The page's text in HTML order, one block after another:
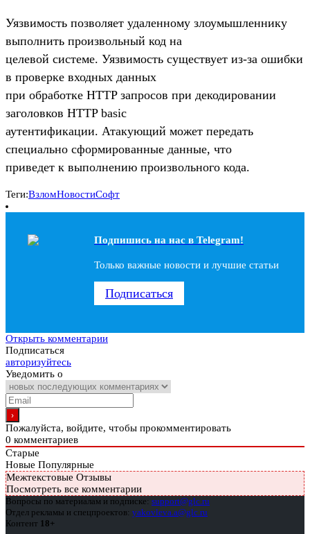
Уязвимость позволяет удаленному злоумышленнику
выполнить произвольный код на
целевой системе. Уязвимость существует из-за ошибки
в проверке входных данных
при обработке HTTP запросов при декодировании
заголовков HTTP basic
аутентификации. Атакующий может передать
специально сформированные данные, что
приведет к выполнению произвольного кода.
Теги:ВзломНовостиСофт
Подпишись на наc в Telegram!
Только важные новости и лучшие статьи
Подписаться
Открыть комментарии
Подписаться
авторизуйтесь
Уведомить о
Пожалуйста, войдите, чтобы прокомментировать
0 комментариев
Старые
Новые Популярные
Межтекстовые Отзывы
Посмотреть все комментарии
Вопросы по материалам и подписке: support@glc.ru
Отдел рекламы и спецпроектов: yakovleva.a@glc.ru
Контент 18+